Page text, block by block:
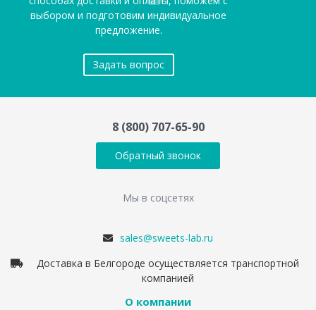
выбором и подготовим индивидуальное
предложение.
Задать вопрос
8 (800) 707-65-90
Обратный звонок
Мы в соцсетях
sales@sweets-lab.ru
Доставка в Белгороде осуществляется транспортной
компанией
О компании